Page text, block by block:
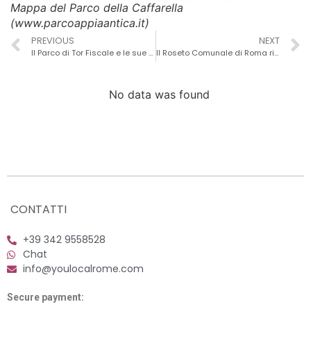
Mappa del Parco della Caffarella
(www.parcoappiaantica.it)
PREVIOUS
Il Parco di Tor Fiscale e le sue Meraviglie
NEXT
Il Roseto Comunale di Roma riapre le sue porte!
No data was found
CONTATTI
+39 342 9558528
Chat
info@youlocalrome.com
Secure payment: